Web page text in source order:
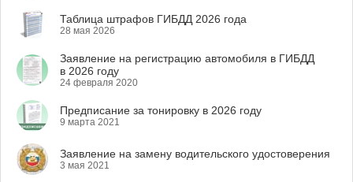
Таблица штрафов ГИБДД 2026 года
28 мая 2026
Заявление на регистрацию автомобиля в ГИБДД
в 2026 году
24 февраля 2020
Предписание за тонировку в 2026 году
9 марта 2021
Заявление на замену водительского удостоверения
3 мая 2021